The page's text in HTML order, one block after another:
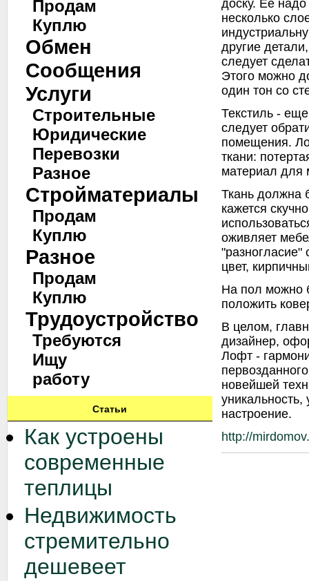
Продам
Куплю
Обмен
Сообщения
Услуги
Строительные
Юридические
Перевозки
Разное
Стройматериалы
Продам
Куплю
Разное
Продам
Куплю
Трудоустройство
Требуются
Ищу
работу
Статьи
Как устроены
современные
теплицы
Недвижимость
стремительно
дешевеет
доску. Ее
несколько
другие
следует
Этого можно
один тон со
Текстиль -
следует
помещения.
ткани:
материал для
Ткань должна
кажется
оживляет
цвет,
На пол можно
положить
В целом,
дизайнер,
Лофт -
новейшей
уникальность,
настроение.
http://